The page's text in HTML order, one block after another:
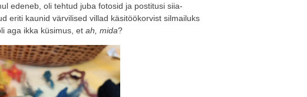
edeneb, oli tehtud juba fotosid ja postitusi siia-
eriti kaunid värvilised villad käsitöökorvist silmailuks
aga ikka küsimus, et ah, mida?